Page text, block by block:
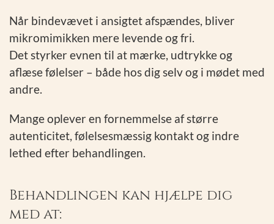
Når bindevævet i ansigtet afspændes, bliver
mikromimikken mere levende og fri.
Det styrker evnen til at mærke, udtrykke og
aflæse følelser – både hos dig selv og i mødet med
andre.
Mange oplever en fornemmelse af større
autenticitet, følelsesmæssig kontakt og indre
lethed efter behandlingen.
Behandlingen kan hjælpe dig
med at: